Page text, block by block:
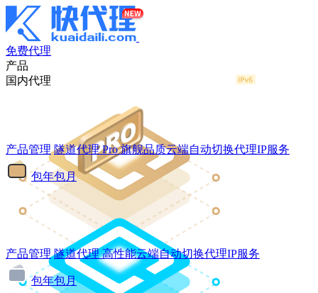
免费代理
产品
国内代理
产品管理 隧道代理Pro 旗舰品质云端自动切换代理IP服务
包年包月
产品管理 隧道代理 高性能云端自动切换代理IP服务
包年包月